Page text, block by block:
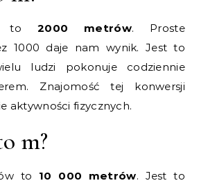
to2000 metrów. Proste
1000 daje nam wynik. Jest to
ludzi pokonuje codziennie
Znajomość tej konwersji
aktywności fizycznych.
m?
to 10 000 metrów. Jest to